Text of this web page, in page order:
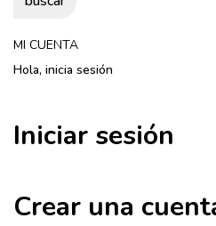
MI CUENTA
Hola, inicia sesión
Iniciar sesión
Crear una